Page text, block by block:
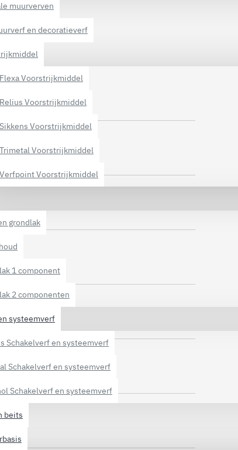
muurverven
en decoratieverf
Flexa Voorstrijkmiddel
Relius Voorstrijkmiddel
Sikkens Voorstrijkmiddel
Trimetal Voorstrijkmiddel
Verfpoint Voorstrijkmiddel
grondlak
1 component
2 componenten
systeemverf
Schakelverf en systeemverf
Schakelverf en systeemverf
Schakelverf en systeemverf
beits